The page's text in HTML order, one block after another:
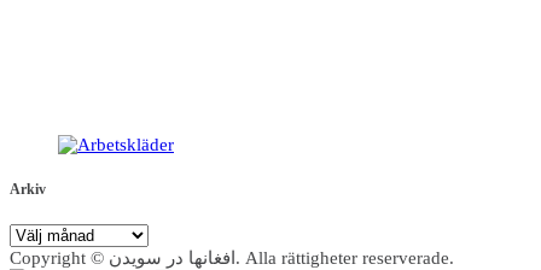
Arkiv
Arkiv
Copyright © افغانها در سویدن. Alla rättigheter reserverade.